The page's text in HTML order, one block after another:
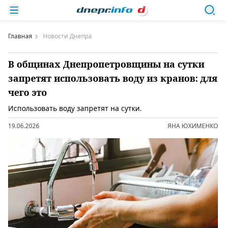
Главная Новости Днепра
В общинах Днепропетровщины на сутки
запретят использовать воду из кранов: для
чего это
Использовать воду запретят на сутки.
19.06.2026 ЯНА ЮХИМЕНКО